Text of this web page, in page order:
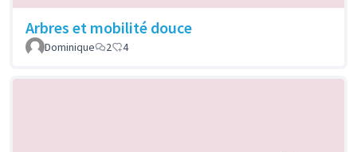
Arbres et mobilité douce
Dominique 2 4